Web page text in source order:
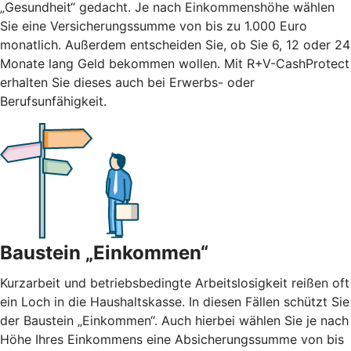
„Gesundheit“ gedacht. Je nach Einkommenshöhe wählen
Sie eine Versicherungssumme von bis zu 1.000 Euro
monatlich. Außerdem entscheiden Sie, ob Sie 6, 12 oder 24
Monate lang Geld bekommen wollen. Mit R+V-CashProtect
erhalten Sie dieses auch bei Erwerbs- oder
Berufsunfähigkeit.
Baustein „Einkommen“
Kurzarbeit und betriebsbedingte Arbeitslosigkeit reißen oft
ein Loch in die Haushaltskasse. In diesen Fällen schützt Sie
der Baustein „Einkommen“. Auch hierbei wählen Sie je nach
Höhe Ihres Einkommens eine Absicherungssumme von bis